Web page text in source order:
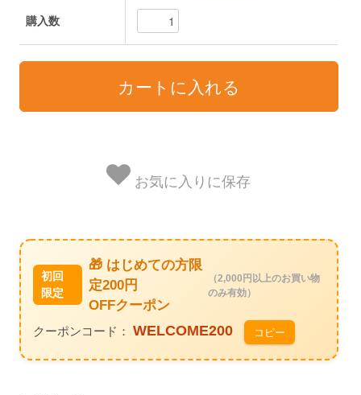
購入数
お気に入りに保存
初回
限定
🎁 はじめての方限
定200円
OFFクーポン
（2,000円以上のお買い物
のみ有効）
クーポンコード：WELCOME200 コピー